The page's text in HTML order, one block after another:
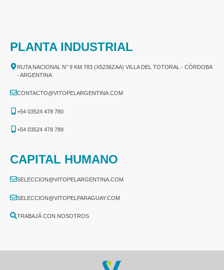
PLANTA INDUSTRIAL
RUTA NACIONAL N° 9 KM 783 (X5236ZAA) VILLA DEL TOTORAL - CÓRDOBA
- ARGENTINA
CONTACTO@VITOPELARGENTINA.COM
+54 03524 478 780​
+54 03524 478 789​
CAPITAL HUMANO
SELECCION@VITOPELARGENTINA.COM
SELECCION@VITOPELPARAGUAY.COM
TRABAJÁ CON NOSOTROS